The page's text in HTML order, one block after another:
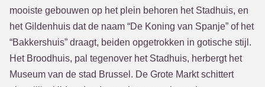
mooiste gebouwen op het plein behoren het Stadhuis, en
het Gildenhuis dat de naam “De Koning van Spanje” of het
“Bakkershuis” draagt, beiden opgetrokken in gotische stijl.
Het Broodhuis, pal tegenover het Stadhuis, herbergt het
Museum van de stad Brussel. De Grote Markt schittert